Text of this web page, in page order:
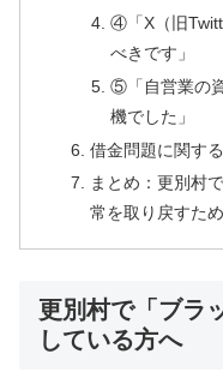
④「X（旧
べきです」
⑤「自営業の
機でした」
借金問題に関す
まとめ：更別村
常を取り戻すた
更別村で「ブラ
している方へ